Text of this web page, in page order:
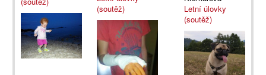
(soutěž)
Letní úlovky
(soutěž)